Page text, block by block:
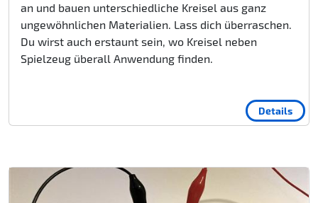
an und bauen unterschiedliche Kreisel aus ganz
ungewöhnlichen Materialien. Lass dich überraschen.
Du wirst auch erstaunt sein, wo Kreisel neben
Spielzeug überall Anwendung finden.
Details